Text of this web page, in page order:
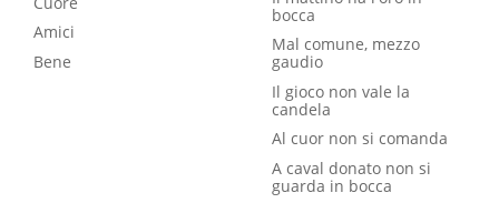
Amici
Bene
bocca
Mal comune, mezzo
gaudio
Il gioco non vale la
candela
Al cuor non si comanda
A caval donato non si
guarda in bocca